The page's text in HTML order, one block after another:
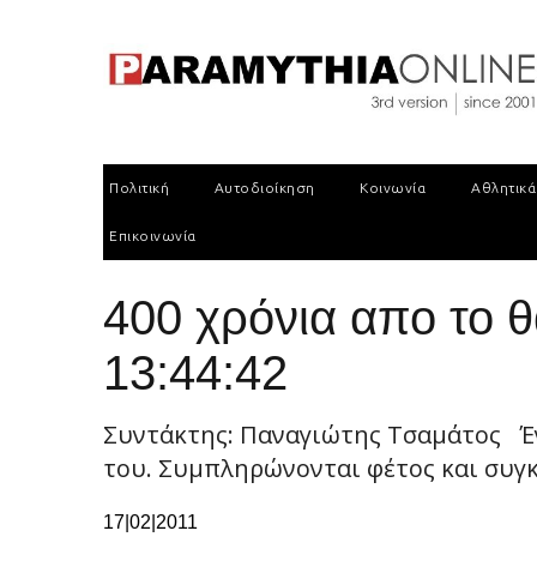
Πολιτική Αυτοδιοίκηση Κοινωνία Αθλητικά
Επικοινωνία
400 χρόνια απο το
13:44:42
Συντάκτης: Παναγιώτης Τσαμάτος
του. Συμπληρώνονται φέτος και
17|02|2011